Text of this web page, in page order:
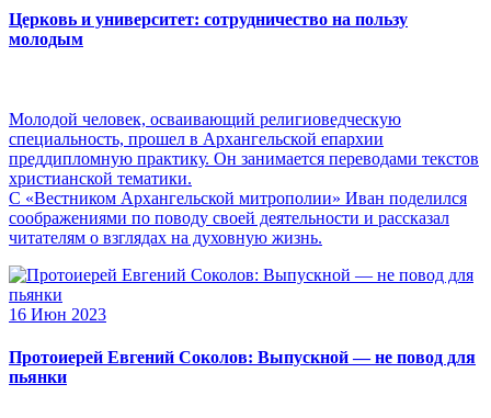
Церковь и университет: сотрудничество на пользу
молодым
Молодой человек, осваивающий религиоведческую
специальность, прошел в Архангельской епархии
преддипломную практику. Он занимается переводами текстов
христианской тематики.
С «Вестником Архангельской митрополии» Иван поделился
соображениями по поводу своей деятельности и рассказал
читателям о взглядах на духовную жизнь.
16 Июн 2023
Протоиерей Евгений Соколов: Выпускной — не повод для
пьянки